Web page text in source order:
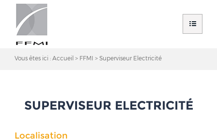
Vous êtes ici : Accueil FFMI Superviseur Electricité
SUPERVISEUR ELECTRICITÉ
Localisation